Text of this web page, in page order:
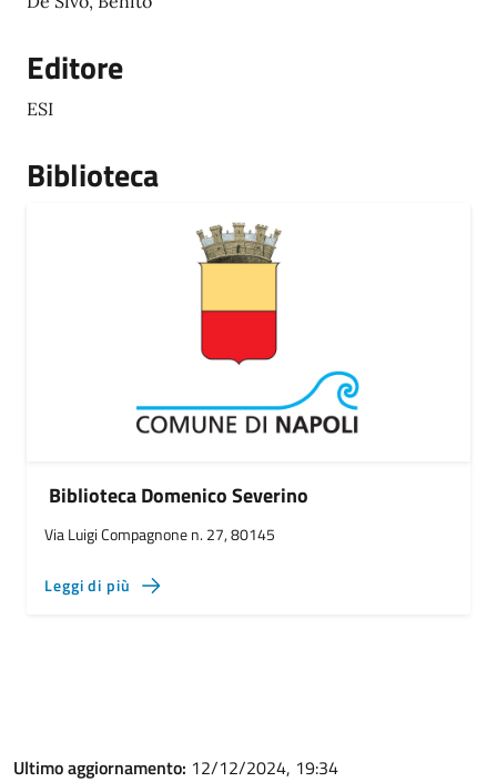
Editore
ESI
Biblioteca
Biblioteca Domenico Severino
Via Luigi Compagnone n. 27, 80145
Leggi di più
Ultimo aggiornamento: 12/12/2024, 19:34